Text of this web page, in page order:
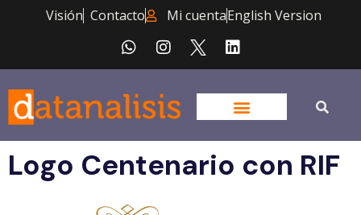
Visión Contacto Mi cuentaEnglish Version
Logo Centenario con RIF